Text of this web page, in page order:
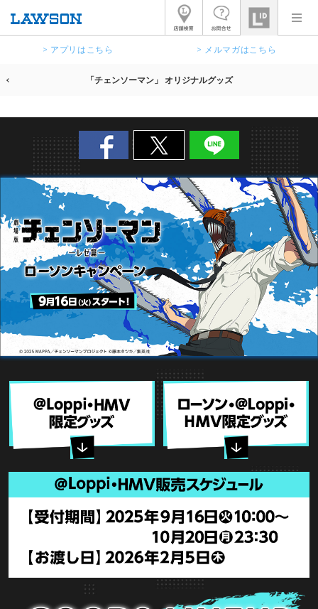
> アプリはこちら > メルマガはこちら
「チェンソーマン」 オリジナルグッズ